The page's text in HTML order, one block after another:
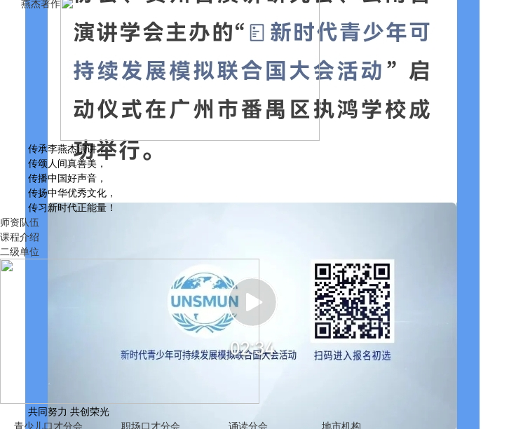
燕杰著作
传承李燕杰演讲，
传颂人间真善美，
传播中国好声音，
传扬中华优秀文化，
传习新时代正能量！
师资队伍
课程介绍
二级单位
共同努力 共创荣光
青少儿口才分会
职场口才分会
诵读分会
地市机构